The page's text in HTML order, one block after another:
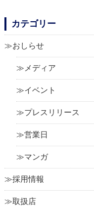
カテゴリー
おしらせ
メディア
イベント
プレスリリース
営業日
マンガ
採用情報
取扱店